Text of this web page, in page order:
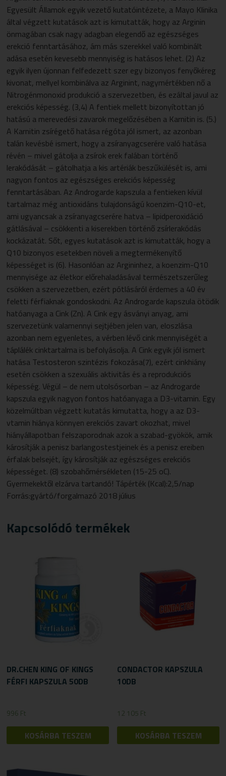
Egyesült Államok egyik vezető kutatóintézete, a Mayo Klinika
által végzett kutatások azt is kimutatták, hogy az Arginin
önmagában csak nagy adagban elegendő az egészséges
erekció fenntartásához, ám más szerekkel való kombinált
adása esetén kevesebb mennyiség is hatásos lehet. (2) Az
egyik ilyen újonnan felfedezett szer egy bizonyos fenyőkéreg
kivonat, mellyel kombinálva az Arginint, nagymértékben nő a
Nitrogénmonoxid produkció a szervezetben, és ezáltal javul az
erekciós képesség. (3,4) A fentiek mellett bizonyítottan jó
hatású a merevedési zavarok megelőzésében a Karnitin is. (5.)
A Karnitin zsírégető hatása régóta jól ismert, az azonban
talán kevésbé ismert, hogy a zsíranyagcserére való hatása
révén – mivel gátolja a zsírok erek falában történő
lerakódását – gátolhatja a kis artériák beszűkülését is, ami
nagyon fontos az egészséges erekciós képesség
fenntartásában. Az Androgarde kapszula a fentieken kívül
tartalmaz még antioxidáns tulajdonságú koenzim-Q10-et,
ami ugyancsak a zsíranyagcserére hatva – lipidperoxidáció
gátlásával – csökkenti a kiserekben történő zsírlerakódás
kockázatát. Sőt, egyes kutatások azt is kimutatták, hogy a
Q10 bizonyos esetekben növeli a megtermékenyítő
képességet is (6). Hasonlóan az Argininhez, a koenzim-Q10
mennyisége az életkor előrehaladásával természetszerűleg
csökken a szervezetben, ezért pótlásáról érdemes a 40 év
feletti férfiaknak gondoskodni. Az Androgarde kapszula ötödik
hatóanyaga a Cink (Zn). A Cink egy ásványi anyag, ami
szervezetünk valamennyi sejtjében jelen van, eloszlása
azonban nem egyenletes, a vérben lévő cink mennyiségét a
táplálék cinktartalma is befolyásolja. A Cink egyik jól ismert
hatása Testosteron szintézis fokozása(7), ezért cinkhiány
esetén csökken a szexuális aktivitás és a reprodukciós
képesség. Végül – de nem utolsósorban – az Androgarde
kapszula egyik nagyon fontos hatóanyaga a D3-vitamin. Egy
közelmúltban végzett kutatás kimutatta, hogy a az D3-
vtamin hiánya könnyen erekciós zavart okozhat, mivel
hiányállapotban felszaporodnak azok a szabad-gyökök, amik
károsítják a penisz barlangostestjeinek és a penisz ereiben
érfalak belsejét, így károsítják az egészséges erekciós
képességet. (8) szobahőmérsékleten (15-25 oC).
Gyermekektől elzárva tartandó! Tápérték (Kcal):2,5/nap
Forrás:gyártó/forgalmazó 2018 július
Kapcsolódó termékek
DR.CHEN KING OF KINGS
FÉRFI KAPSZULA 50DB
996 Ft
KOSÁRBA TESZEM
CONDACTOR KAPSZULA
10DB
12 105 Ft
KOSÁRBA TESZEM